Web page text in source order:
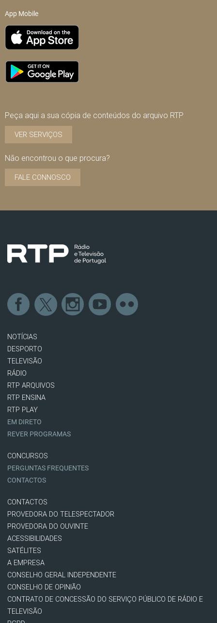
App Mobile
Peça aqui a sua cópia de conteúdos do arquivo RTP
VER SERVIÇOS
Não encontrou o que procura?
FALE CONNOSCO
NOTÍCIAS
DESPORTO
TELEVISÃO
RÁDIO
RTP ARQUIVOS
RTP ENSINA
RTP PLAY
EM DIRETO
REVER PROGRAMAS
CONCURSOS
PERGUNTAS FREQUENTES
CONTACTOS
CONTACTOS
PROVEDORA DO TELESPECTADOR
PROVEDORA DO OUVINTE
ACESSIBILIDADES
SATÉLITES
A EMPRESA
CONSELHO GERAL INDEPENDENTE
CONSELHO DE OPINIÃO
CONTRATO DE CONCESSÃO DO SERVIÇO PÚBLICO DE RÁDIO E
TELEVISÃO